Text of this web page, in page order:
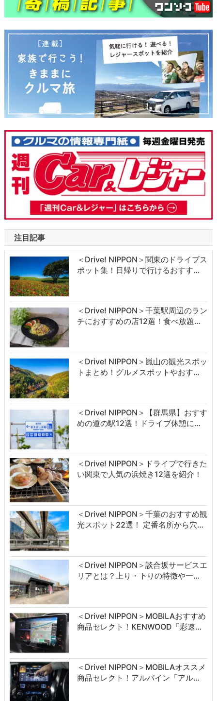
注目記事
＜Drive! NIPPON＞関東のドライブス
ポット集！日帰りで行けるおすす…
＜Drive! NIPPON＞千葉駅周辺のラン
チにおすすめの店12選！食べ放題…
＜Drive! NIPPON＞嵐山の観光スポッ
トまとめ！グルメスポットやおす…
＜Drive! NIPPON＞【群馬県】おすす
めの道の駅12選！ドライブ休憩に…
＜Drive! NIPPON＞ドライブで行きた
い関東で人気の浜焼き12選を紹介！
＜Drive! NIPPON＞千葉のおすすめ観
光スポット22選！ 定番名所から穴…
＜Drive! NIPPON＞談合坂サービスエ
リアとは？上り・下りの特徴や一…
＜Drive! NIPPON＞MOBILAおすすめ
商品セレクト！KENWOOD「彩速…
＜Drive! NIPPON＞MOBILAオススメ
商品セレクト！アルパイン「アル…